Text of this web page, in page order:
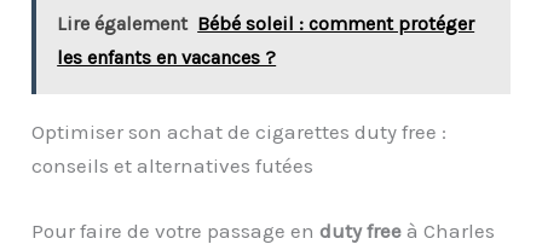
Lire également Bébé soleil : comment protéger
les enfants en vacances ?
Optimiser son achat de cigarettes duty free :
conseils et alternatives futées
Pour faire de votre passage enduty free à Charles